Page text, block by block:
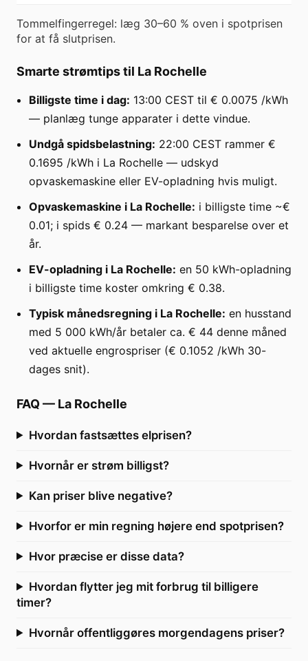
Tommelfingerregel: læg 30–60 % oven i spotprisen
for at få slutprisen.
Smarte strømtips til La Rochelle
Billigste time i dag: 13:00 CEST til € 0.0075 /kWh
— planlæg tunge apparater i dette vindue.
Undgå spidsbelastning: 22:00 CEST rammer €
0.1695 /kWh i La Rochelle — udskyd
opvaskemaskine eller EV-opladning hvis muligt.
Opvaskemaskine i La Rochelle: i billigste time ~€
0.01; i spids € 0.24 — markant besparelse over et
år.
EV-opladning i La Rochelle: en 50 kWh-opladning
i billigste time koster omkring € 0.38.
Typisk månedsregning i La Rochelle: en husstand
med 5 000 kWh/år betaler ca. € 44 denne måned
ved aktuelle engrospriser (€ 0.1052 /kWh 30-
dages snit).
FAQ — La Rochelle
Hvordan fastsættes elprisen?
Hvornår er strøm billigst?
Kan priser blive negative?
Hvorfor er min regning højere end spotprisen?
Hvor præcise er disse data?
Hvordan flytter jeg mit forbrug til billigere
timer?
Hvornår offentliggøres morgendagens priser?